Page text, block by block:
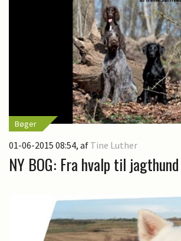
Bøger
01-06-2015 08:54, af Tine Luther
NY BOG: Fra hvalp til jagthund